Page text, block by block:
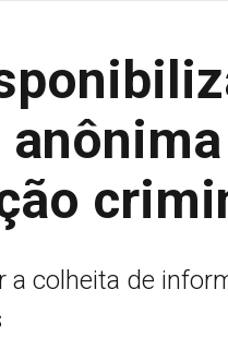
a colheita de